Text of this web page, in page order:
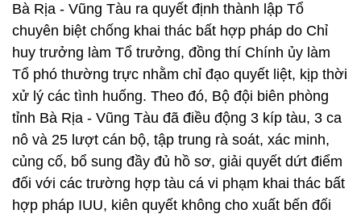
Bà Rịa - Vũng Tàu ra quyết định thành lập Tổ
chuyên biệt chống khai thác bất hợp pháp do Chỉ
huy trưởng làm Tổ trưởng, đồng thí Chính ủy làm
Tổ phó thường trực nhằm chỉ đạo quyết liệt, kịp thời
xử lý các tình huống. Theo đó, Bộ đội biên phòng
tỉnh Bà Rịa - Vũng Tàu đã điều động 3 kíp tàu, 3 ca
nô và 25 lượt cán bộ, tập trung rà soát, xác minh,
củng cố, bổ sung đầy đủ hồ sơ, giải quyết dứt điểm
đối với các trường hợp tàu cá vi phạm khai thác bất
hợp pháp IUU, kiên quyết không cho xuất bến đối